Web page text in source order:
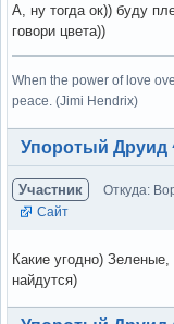
А, ну тогда ок)) буду
говори цвета))
When the power of love
peace. (Jimi Hendrix)
Вне форума
Упоротый Друид
Участник Откуда:
Сайт
Какие угодно)
найдутся)